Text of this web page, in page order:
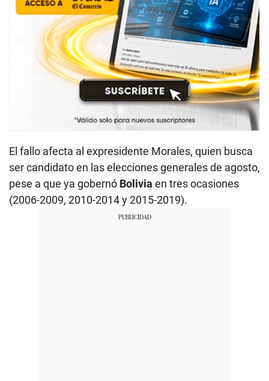
El fallo afecta al expresidente Morales, quien busca
ser candidato en las elecciones generales de agosto,
pese a que ya gobernó Bolivia en tres ocasiones
(2006-2009, 2010-2014 y 2015-2019).